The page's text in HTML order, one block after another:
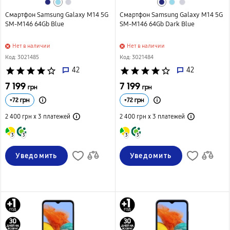
Смартфон Samsung Galaxy M14 5G
SM-M146 64Gb Blue
Нет в наличии
Код: 3021485
star star star star star_border 42
7 199 грн
+72 грн
2 400 грн х 3 платежей
3 3
Уведомить
Смартфон Samsung Galaxy M14 5G
SM-M146 64Gb Dark Blue
Нет в наличии
Код: 3021484
star star star star star_border 42
7 199 грн
+72грн
2 400 грн х 3 платежей
3 3
Уведомить